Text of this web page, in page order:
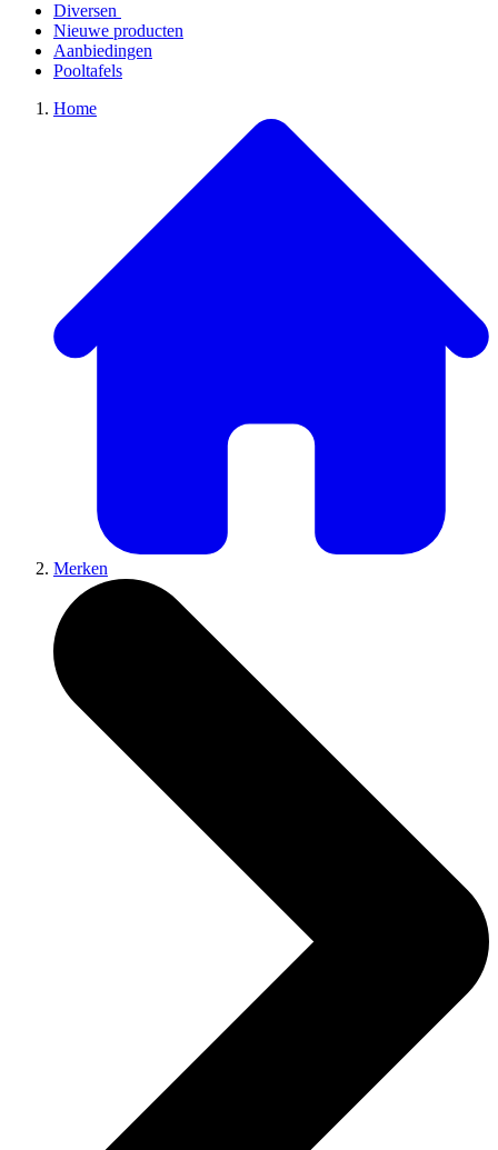
Diversen
Nieuwe producten
Aanbiedingen
Pooltafels
Home
Merken